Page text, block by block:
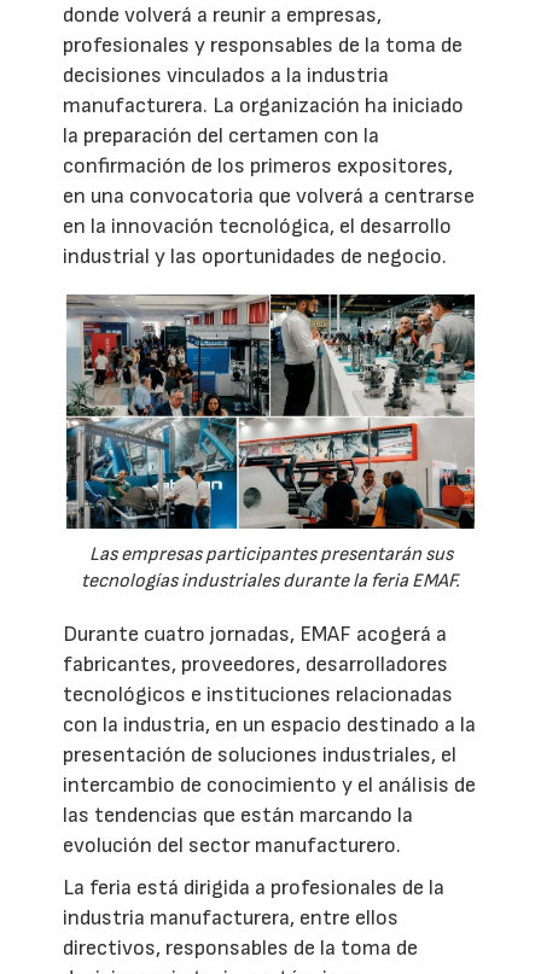
donde volverá a reunir a empresas,
profesionales y responsables de la toma de
decisiones vinculados a la industria
manufacturera. La organización ha iniciado
la preparación del certamen con la
confirmación de los primeros expositores,
en una convocatoria que volverá a centrarse
en la innovación tecnológica, el desarrollo
industrial y las oportunidades de negocio.
Las empresas participantes presentarán sus
tecnologías industriales durante la feria EMAF.
Durante cuatro jornadas, EMAF acogerá a
fabricantes, proveedores, desarrolladores
tecnológicos e instituciones relacionadas
con la industria, en un espacio destinado a la
presentación de soluciones industriales, el
intercambio de conocimiento y el análisis de
las tendencias que están marcando la
evolución del sector manufacturero.
La feria está dirigida a profesionales de la
industria manufacturera, entre ellos
directivos, responsables de la toma de